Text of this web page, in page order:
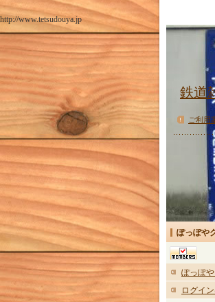
http://www.tetsudouya.jp
鉄道
ご利用
ぽっぽや
ぽっぽ
ログイ